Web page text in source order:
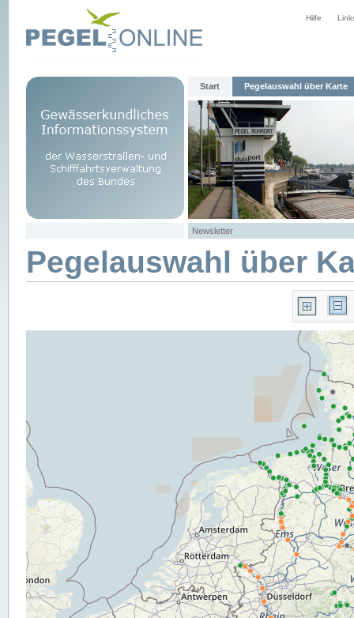
Hilfe
Start Pegelauswahl über Karte
Newsletter
Pegelauswahl über